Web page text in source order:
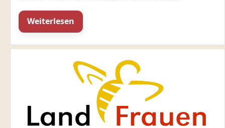
Weiterlesen